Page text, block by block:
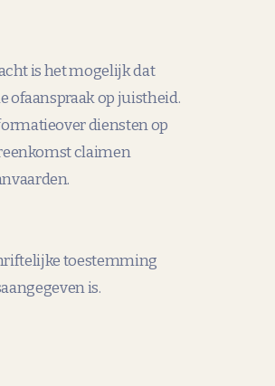
is het mogelijk dat
ofaanspraak op juistheid.
diensten op
claimen
toestemming
is.